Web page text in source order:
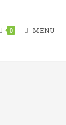
0 MENU